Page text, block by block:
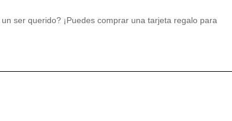
ser querido? ¡Puedes comprar una tarjeta regalo para